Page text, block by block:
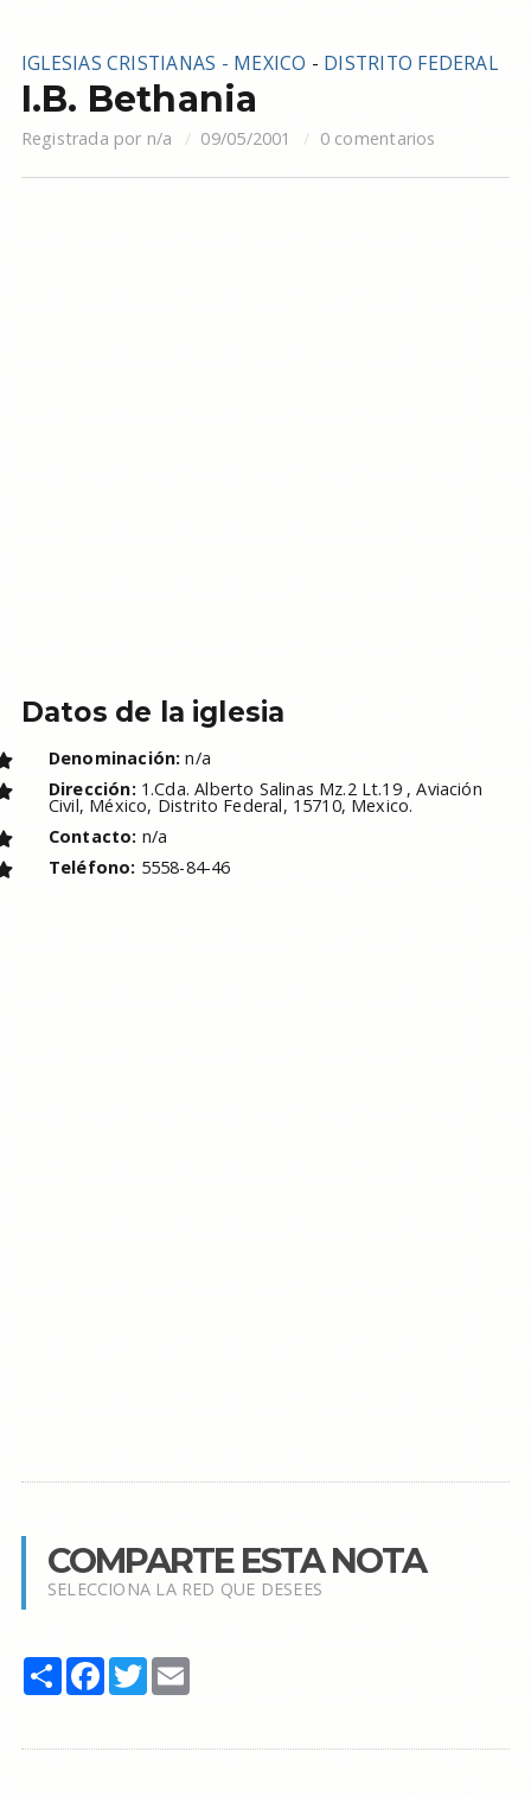
IGLESIAS CRISTIANAS - MEXICO - DISTRITO FEDERAL
I.B. Bethania
Registrada por n/a 09/05/2001 0 comentarios
Datos de la iglesia
Denominación: n/a
Dirección: 1.Cda. Alberto Salinas Mz.2 Lt.19 , Aviación
Civil, México, Distrito Federal, 15710, Mexico.
Contacto: n/a
Teléfono: 5558-84-46
COMPARTE ESTA NOTA
SELECCIONA LA RED QUE DESEES
Share Facebook
TwitterEmail